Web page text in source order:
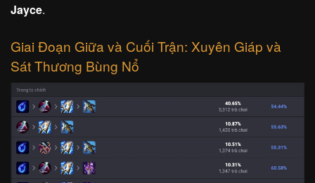
Jayce.
Giai Đoạn Giữa và Cuối Trận: Xuyên Giáp và
Sát Thương Bùng Nổ